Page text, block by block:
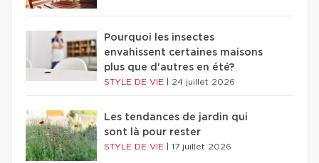
Pourquoi les insectes
envahissent certaines maisons
plus que d'autres en été?
STYLE DE VIE 24 juillet 2026
Les tendances de jardin qui
sont là pour rester
STYLE DE VIE 17 juillet 2026